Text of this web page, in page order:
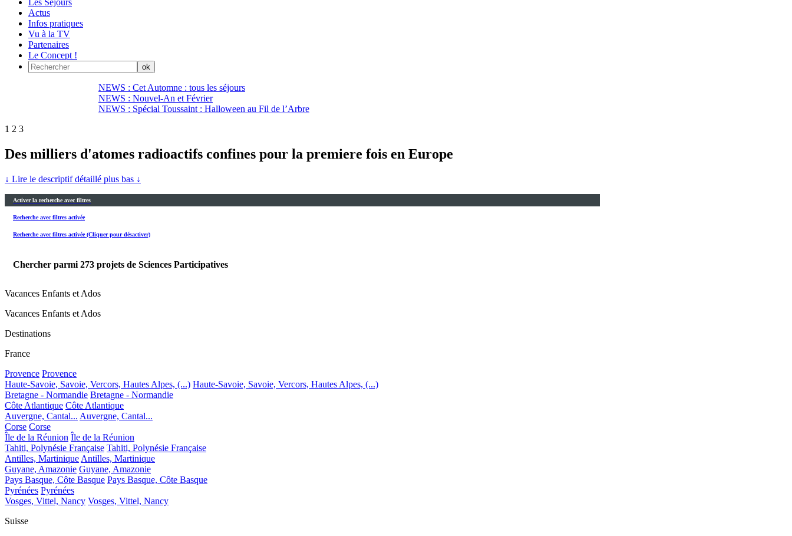
Les Séjours
Actus
Infos pratiques
Vu à la TV
Partenaires
Le Concept !
NEWS : Cet Automne : tous les séjours
NEWS : Nouvel-An et Février
NEWS : Spécial Toussaint : Halloween au Fil de l’Arbre
1 2 3
Des milliers d'atomes radioactifs confines pour la premiere fois en Europe
↓ Lire le descriptif détaillé plus bas ↓
Activer la recherche avec filtres
Recherche avec filtres activée
Recherche avec filtres activée (Cliquer pour désactiver)
Chercher parmi 273 projets de Sciences Participatives
Vacances Enfants et Ados
Vacances Enfants et Ados
Destinations
France
Provence Provence
Haute-Savoie, Savoie, Vercors, Hautes Alpes, (...) Haute-Savoie, Savoie, Vercors, Hautes Alpes, (...)
Bretagne - Normandie Bretagne - Normandie
Côte Atlantique Côte Atlantique
Auvergne, Cantal... Auvergne, Cantal...
Corse Corse
Île de la Réunion Île de la Réunion
Tahiti, Polynésie Française Tahiti, Polynésie Française
Antilles, Martinique Antilles, Martinique
Guyane, Amazonie Guyane, Amazonie
Pays Basque, Côte Basque Pays Basque, Côte Basque
Pyrénées Pyrénées
Vosges, Vittel, Nancy Vosges, Vittel, Nancy
Suisse